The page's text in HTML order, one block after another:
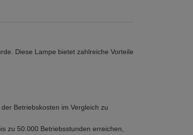
Diese Lampe bietet zahlreiche Vorteile
Betriebskosten im Vergleich zu
zu 50.000 Betriebsstunden erreichen,